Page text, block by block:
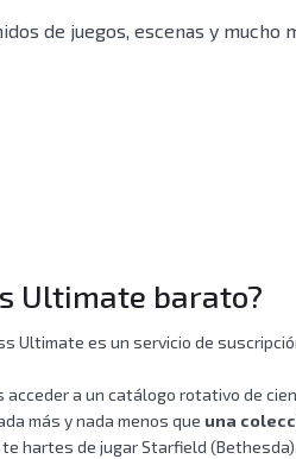
de juegos, escenas y mucho
Ultimate barato?
Ultimate es un servicio de
acceder a un catálogo rotativo de
más y nada menos que una
de jugar Starfield